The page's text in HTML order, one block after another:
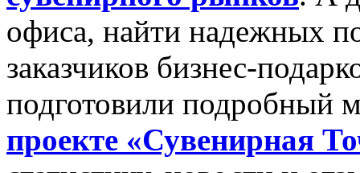
офиса, найти надежных
заказчиков бизнес-
подготовили подробный
проекте «Сувенирная